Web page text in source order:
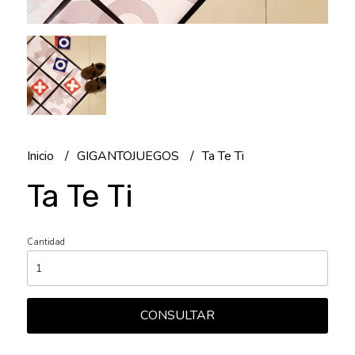
Inicio GIGANTOJUEGOS Ta Te Ti
Ta Te Ti
Cantidad
CONSULTAR